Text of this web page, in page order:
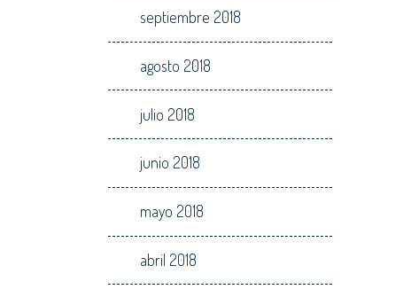
septiembre 2018
agosto 2018
julio 2018
junio 2018
mayo 2018
abril 2018